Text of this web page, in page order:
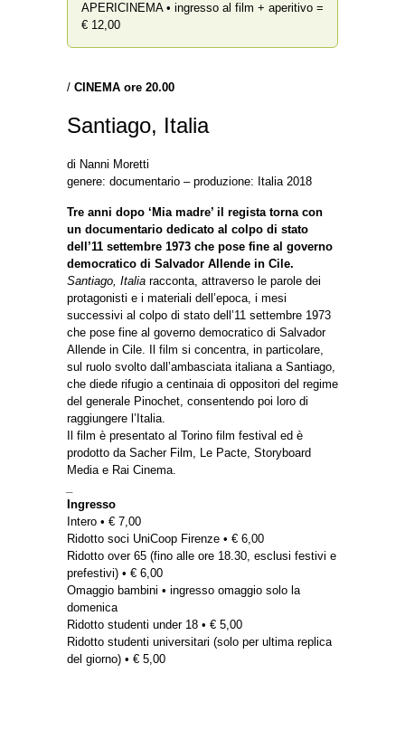
APERICINEMA • ingresso al film + aperitivo =
€ 12,00
/ CINEMA ore 20.00
Santiago, Italia
di Nanni Moretti
genere: documentario – produzione: Italia 2018
Tre anni dopo ‘Mia madre’ il regista torna con
un documentario dedicato al colpo di stato
dell’11 settembre 1973 che pose fine al governo
democratico di Salvador Allende in Cile.
Santiago, Italia racconta, attraverso le parole dei
protagonisti e i materiali dell’epoca, i mesi
successivi al colpo di stato dell’11 settembre 1973
che pose fine al governo democratico di Salvador
Allende in Cile. Il film si concentra, in particolare,
sul ruolo svolto dall’ambasciata italiana a Santiago,
che diede rifugio a centinaia di oppositori del regime
del generale Pinochet, consentendo poi loro di
raggiungere l’Italia.
Il film è presentato al Torino film festival ed è
prodotto da Sacher Film, Le Pacte, Storyboard
Media e Rai Cinema.
Ingresso
Intero • € 7,00
Ridotto soci UniCoop Firenze • € 6,00
Ridotto over 65 (fino alle ore 18.30, esclusi festivi e
prefestivi) • € 6,00
Omaggio bambini • ingresso omaggio solo la
domenica
Ridotto studenti under 18 • € 5,00
Ridotto studenti universitari (solo per ultima replica
del giorno) • € 5,00